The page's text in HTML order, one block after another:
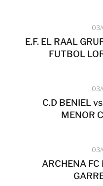
E.F. EL RAAL
FUTBOL
C.D BENIEL
MENOR
ARCHENA FC